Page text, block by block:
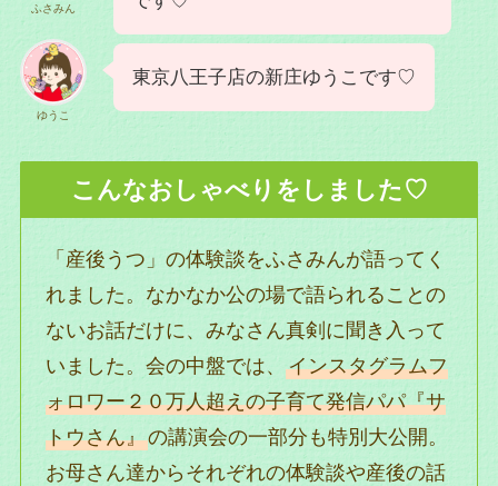
ふさみん
ゆうこ
東京八王子店の新庄ゆうこです♡
こんなおしゃべりをしました♡
「産後うつ」の体験談をふさみんが語ってく
れました。なかなか公の場で語られることの
ないお話だけに、みなさん真剣に聞き入って
いました。会の中盤では、インスタグラムフ
ォロワー２０万人超えの子育て発信パパ『サ
トウさん』の講演会の一部分も特別大公開。
お母さん達からそれぞれの体験談や産後の話